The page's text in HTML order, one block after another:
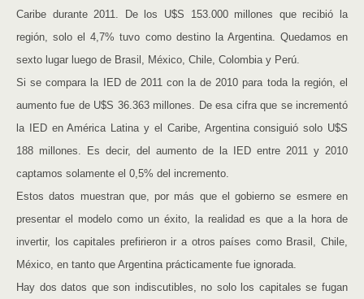
Caribe durante 2011. De los U$S 153.000 millones que recibió la
región, solo el 4,7% tuvo como destino la Argentina. Quedamos en
sexto lugar luego de Brasil, México, Chile, Colombia y Perú.
Si se compara la IED de 2011 con la de 2010 para toda la región, el
aumento fue de U$S 36.363 millones. De esa cifra que se incrementó
la IED en América Latina y el Caribe, Argentina consiguió solo U$S
188 millones. Es decir, del aumento de la IED entre 2011 y 2010
captamos solamente el 0,5% del incremento.
Estos datos muestran que, por más que el gobierno se esmere en
presentar el modelo como un éxito, la realidad es que a la hora de
invertir, los capitales prefirieron ir a otros países como Brasil, Chile,
México, en tanto que Argentina prácticamente fue ignorada.
Hay dos datos que son indiscutibles, no solo los capitales se fugan